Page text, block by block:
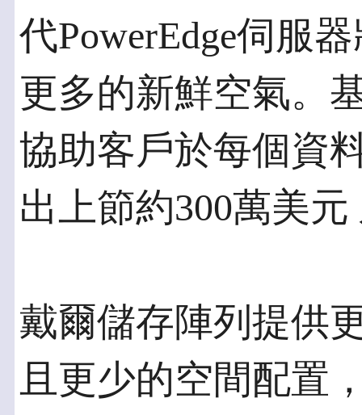
代PowerEdge伺服
更多的新鮮空氣。
協助客戶於每個資
出上節約300萬美元
戴爾儲存陣列提供
且更少的空間配置